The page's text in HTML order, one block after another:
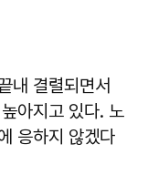
내 결렬되면서
아지고 있다. 노
응하지 않겠다